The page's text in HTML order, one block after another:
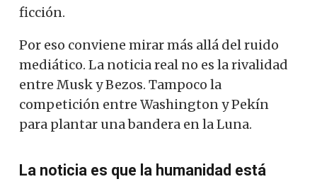
ficción.
Por eso conviene mirar más allá del ruido
mediático. La noticia real no es la rivalidad
entre Musk y Bezos. Tampoco la
competición entre Washington y Pekín
para plantar una bandera en la Luna.
La noticia es que la humanidad está